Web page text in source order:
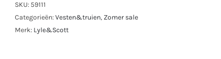
SKU: 59111
Categorieën:Vesten&truien, Zomer sale
Merk: Lyle&Scott